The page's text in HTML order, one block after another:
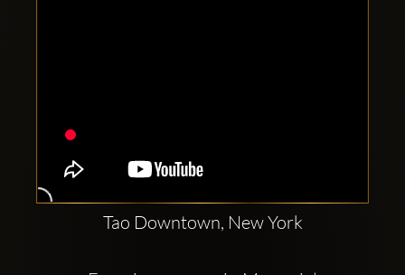
Clubbable:
Tao Downtown, New York